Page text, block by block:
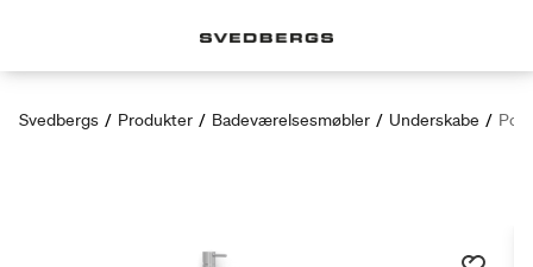
Svedbergs / Produkter / Badeværelsesmøbler / Underskabe /